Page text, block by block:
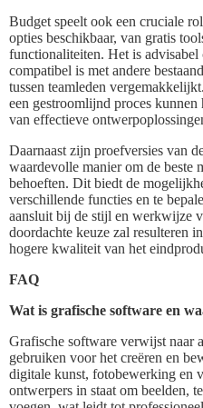
Budget speelt ook een cruciale
opties beschikbaar, van gratis
functionaliteiten. Het is
compatibel is met andere
tussen teamleden
een gestroomlijnd proces
van effectieve
Daarnaast zijn proefversies van
waardevolle manier om de beste
behoeften. Dit biedt de
verschillende functies en te
aansluit bij de stijl en werkwijze
doordachte keuze zal resulteren
hogere kwaliteit van het
FAQ
Wat is grafische software en
Grafische software verwijst naar
gebruiken voor het creëren en
digitale kunst, fotobewerking en
ontwerpers in staat om beelden,